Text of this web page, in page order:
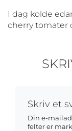
I dag kolde
cherry tomater
Skriv et
Din e-
felter er